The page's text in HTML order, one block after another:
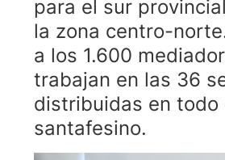
para el sur
la zona centro-
a los 1.600
trabajan en las 36
distribuidas en
santafesino.